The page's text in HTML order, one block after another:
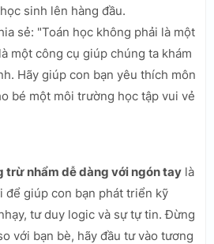
sinh lên hàng đầu.
sẻ: "Toán học không phải là một
một công cụ giúp chúng ta khám
Hãy giúp con bạn yêu thích môn
bé một môi trường học tập vui vẻ
trừ nhẩm dễ dàng với ngón tay là
để giúp con bạn phát triển kỹ
tư duy logic và sự tự tin. Đừng
với bạn bè, hãy đầu tư vào tương